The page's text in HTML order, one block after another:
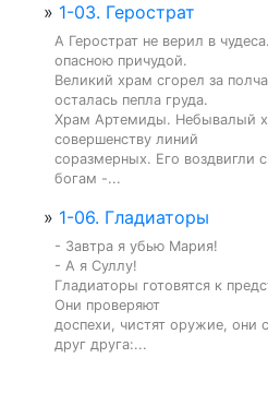
» 1-03. Герострат
А Герострат не верил в
опасною причудой.
Великий храм сгорел за
осталась пепла груда.
Храм Артемиды. Небывалый
совершенству линий
соразмерных. Его воздвигли
богам -...
» 1-06. Гладиаторы
- Завтра я убью Мария!
- А я Суллу!
Гладиаторы готовятся к
Они проверяют
доспехи, чистят оружие, они
друг друга:...